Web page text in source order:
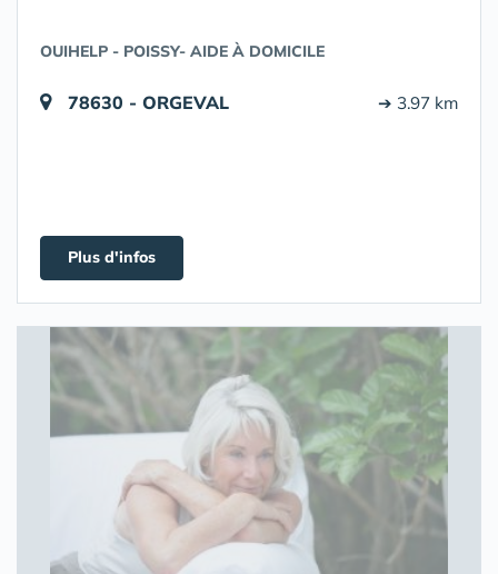
OUIHELP - POISSY- AIDE À DOMICILE
78630 - ORGEVAL ➔ 3.97 km
Plus d'infos